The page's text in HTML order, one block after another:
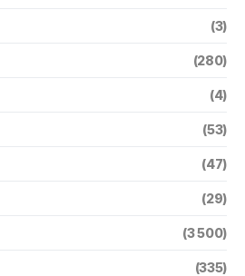
(3)
(280)
(4)
(53)
(47)
(29)
(3 500)
(335)